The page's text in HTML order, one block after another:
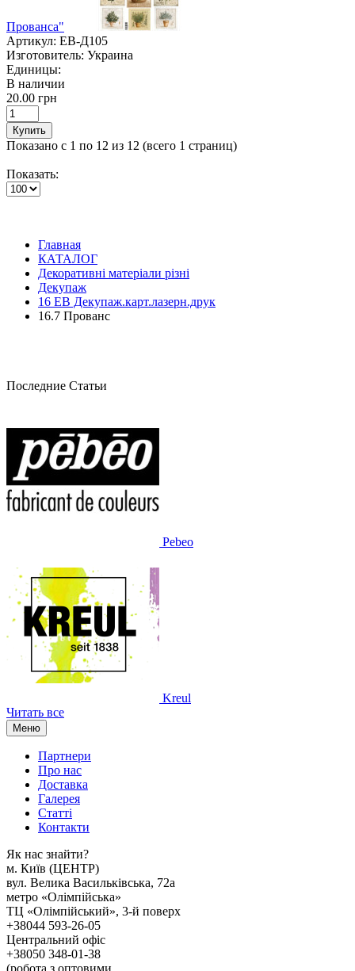
Прованса"
Артикул: ЕВ-Д105
Изготовитель: Украина
Единицы:
В наличии
20.00 грн
Купить
Показано с 1 по 12 из 12 (всего 1 страниц)
Показать:
Главная
КАТАЛОГ
Декоративні матеріали різні
Декупаж
16 ЕВ Декупаж.карт.лазерн.друк
16.7 Прованс
Последние Статьи
Pebeo
Kreul
Читать все
Меню
Партнери
Про нас
Доставка
Галерея
Статтi
Контакти
Як наc знайти?
м. Киïв (ЦЕНТР)
вул. Велика Васильківська, 72а
метро «Олімпійська»
ТЦ «Олімпійський», 3-й поверх
+38044 593-26-05
Центральний офіс
+38050 348-01-38
(робота з оптовими